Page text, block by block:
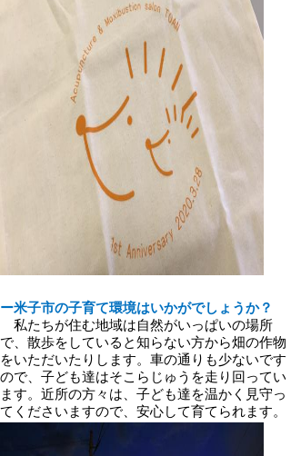
ー米子市の子育て環境はいかがでしょうか？
私たちが住む地域は自然がいっぱいの場所
で、散歩をしていると知らない方から畑の作物
をいただいたりします。車の通りも少ないです
ので、子ども達はそこらじゅうを走り回ってい
ます。近所の方々は、子ども達を温かく見守っ
てくださいますので、安心して育てられます。